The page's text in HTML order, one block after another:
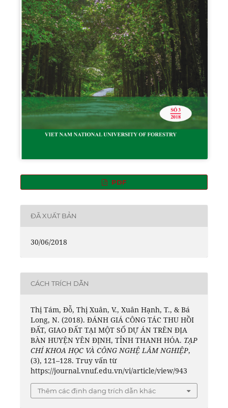
PDF
ĐÃ XUẤT BẢN
30/06/2018
CÁCH TRÍCH DẪN
Thị Tám, Đỗ, Thị Xuân, V., Xuân Hạnh, T., & Bá
Long, N. (2018). ĐÁNH GIÁ CÔNG TÁC THU HỒI
ĐẤT, GIAO ĐẤT TẠI MỘT SỐ DỰ ÁN TRÊN ĐỊA
BÀN HUYỆN YÊN ĐỊNH, TỈNH THANH HÓA. TẠP
CHÍ KHOA HỌC VÀ CÔNG NGHỆ LÂM NGHIỆP,
(3), 121–128. Truy vấn từ
https://journal.vnuf.edu.vn/vi/article/view/943
Thêm các định dạng trích dẫn khác